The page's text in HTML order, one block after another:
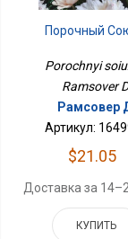
Порочный
Porochnyi
Ramsover
Рамсовер
Артикул:
$21.05
Доставка за
КУПИТЬ